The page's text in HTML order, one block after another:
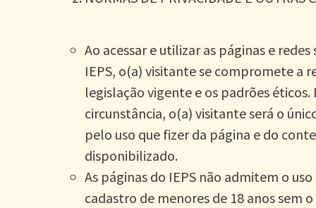
Ao acessar e utilizar as páginas e redes
IEPS, o(a) visitante se compromete a
legislação vigente e os padrões éticos.
circunstância, o(a) visitante será o
pelo uso que fizer da página e do
disponibilizado.
As páginas do IEPS não admitem o
cadastro de menores de 18 anos sem o